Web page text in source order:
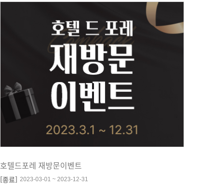
호텔드포레 재방문이벤트
[종료] 2023-03-01 ~ 2023-12-31